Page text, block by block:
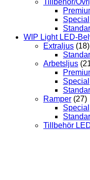
Tillbehör/
Special
WIP Light LED-
Extraljus (18)
Arbetsljus
Special
Ramper (27)
Special
Tillbehör